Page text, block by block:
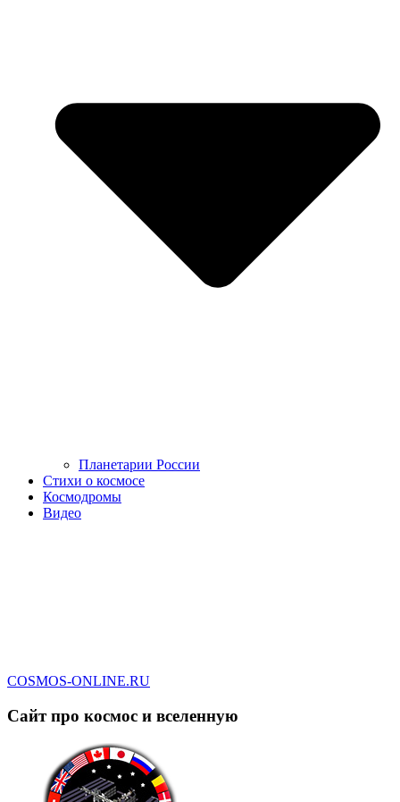
Планетарии России
Стихи о космосе
Космодромы
Видео
COSMOS-ONLINE.RU
Сайт про космос и вселенную